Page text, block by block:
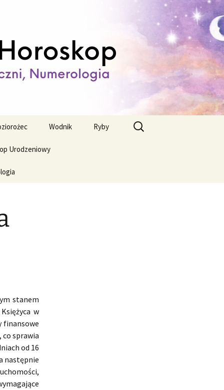
Wodnik Ryby
Urodzeniowy
Szukaj:
stanem
w
finansowe
sprawia
od 16
następnie